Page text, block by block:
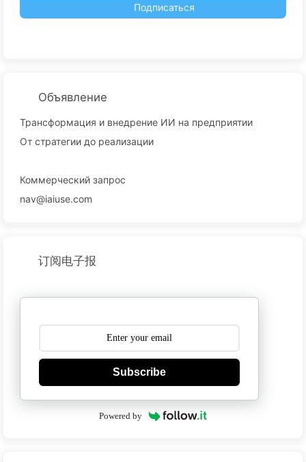
Подписаться
Объявление
Трансформация и внедрение ИИ на предприятии
От стратегии до реализации
Коммерческий запрос
nav@iaiuse.com
订阅电子报
Subscribe
Powered by